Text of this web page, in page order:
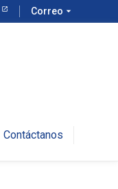
Correo arrow_drop_down
Contáctanos